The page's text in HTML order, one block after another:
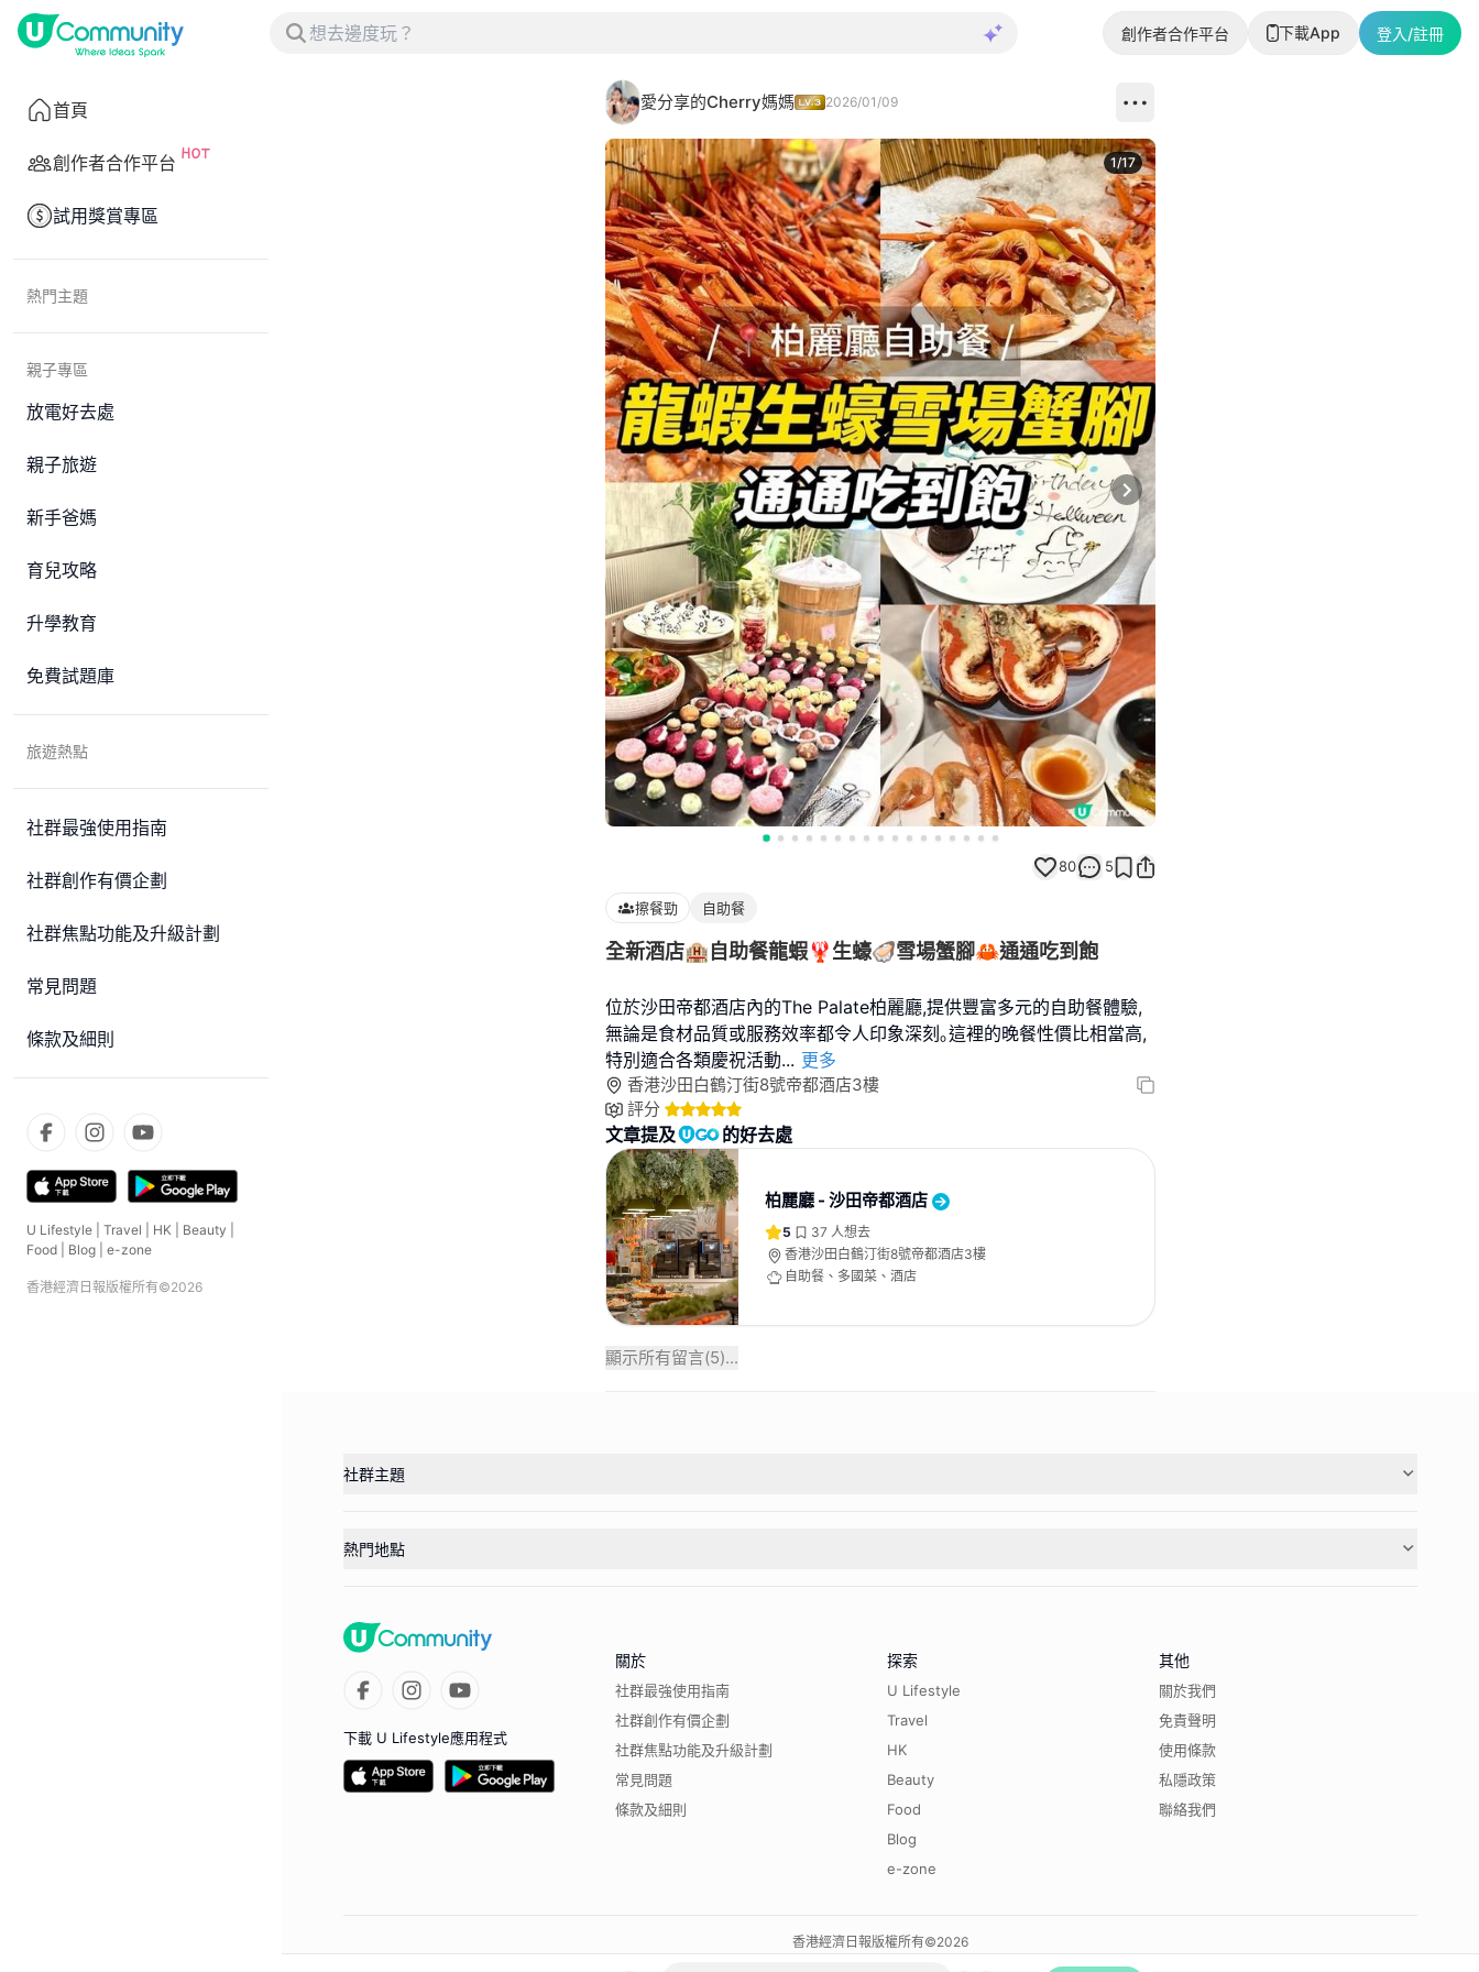
創作者合作平台 下載App 登入/註冊
首頁
創作者合作平台
試用獎賞專區
熱門主題
親子專區
放電好去處
親子旅遊
新手爸媽
育兒攻略
升學教育
免費試題庫
旅遊熱點
社群最強使用指南
社群創作有價企劃
社群焦點功能及升級計劃
常見問題
條款及細則
U Lifestyle Travel HK Beauty
Food
Blog e-zone
香港經濟日報版權所有©2026
愛分享的Cherry媽媽 2026/01/09
Next slide
1/17
80 5
擦餐勁 自助餐
全新酒店🏨自助餐龍蝦🦞生蠔🦪雪場蟹腳🦀通通吃到飽
位於沙田帝都酒店內的The Palate柏麗廳,提供豐富多元的自助餐體驗,
無論是食材品質或服務效率都令人印象深刻｡這裡的晚餐性價比相當高,
特別適合各類慶祝活動... 更多
香港沙田白鶴汀街8號帝都酒店3樓
評分
文章提及 的好去處
柏麗廳 - 沙田帝都酒店
5 37 人想去
香港沙田白鶴汀街8號帝都酒店3樓
自助餐、多國菜、酒店
顯示所有留言(5)...
社群主題
熱門地點
下載 U Lifestyle應用程式
關於
社群最強使用指南
社群創作有價企劃
社群焦點功能及升級計劃
常見問題
條款及細則
探索
U Lifestyle
Travel
HK
Beauty
Food
Blog
e-zone
其他
關於我們
免責聲明
使用條款
私隱政策
聯絡我們
香港經濟日報版權所有©2026